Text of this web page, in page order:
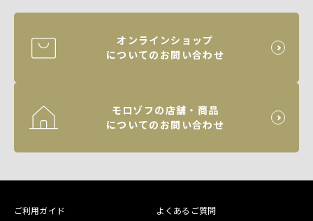
オンラインショップ
についてのお問い合わせ
モロゾフの店舗・商品
についてのお問い合わせ
ご利用ガイド
よくあるご質問